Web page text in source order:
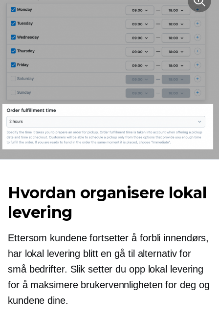
Hvordan organisere lokal
levering
Ettersom kundene fortsetter å forbli innendørs,
har lokal levering blitt engå til alternativ for
små bedrifter. Slik setter du opp lokal levering
for å maksimere brukervennligheten for deg og
kundene dine.